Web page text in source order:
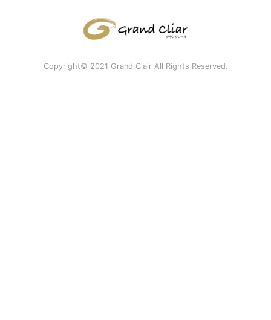
Copyright© 2021 Grand Clair All Rights Reserved.